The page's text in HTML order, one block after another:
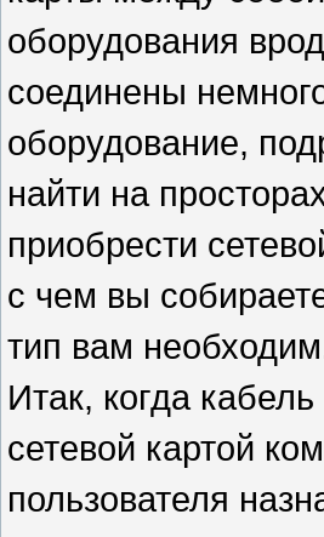
оборудования
соединены
оборудование,
найти на
приобрести
с чем вы
тип вам
Итак, когда
сетевой картой
пользователя